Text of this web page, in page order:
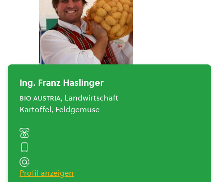
Ing. Franz Haslinger
bio austria, Landwirtschaft
Kartoffel, Feldgemüse
Profil anzeigen